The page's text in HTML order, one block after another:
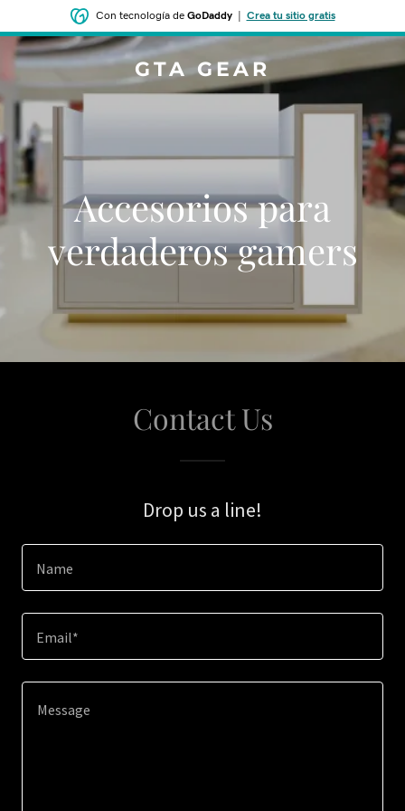
Con tecnología de GoDaddy| Crea tu sitio gratis
GTA GEAR
Accesorios para
verdaderos gamers
Contact Us
Drop us a line!
Name
Email*